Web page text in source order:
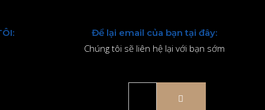
Để lại email của bạn tại đây:
Chúng tôi sẽ liên hệ lại với bạn sớm